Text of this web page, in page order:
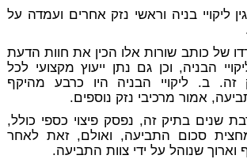
ליקויי בניה וראשי נזק אחרים ועמדה על
של כותב שורות אלו הכין את חוות הדעת
הבניה, וכן גם נתן ייעוץ מקצועי לכל
ב. ליקויי הבניה היו כרבע מהיקף
אמור מרכיבי נזק נוספים.
שנים בתיק זה, נפסק פיצוי כספי כולל,
סכום התביעה, ואולם, זאת לאחר
שנוהל על ידי צוות התביעה.